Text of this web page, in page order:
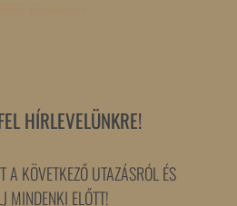
HÍRLEVELÜNKRE!
A KÖVETKEZŐ UTAZÁSRÓL ÉS
MINDENKI ELŐTT!